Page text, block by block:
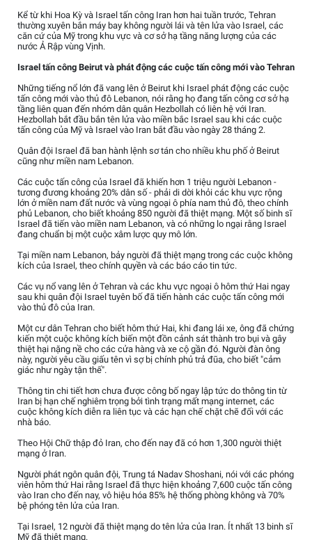
Kể từ khi Hoa Kỳ và Israel tấn công Iran hơn hai tuần trước, Tehran
thường xuyên bắn máy bay không người lái và tên lửa vào Israel, các
căn cứ của Mỹ trong khu vực và cơ sở hạ tầng năng lượng của các
nước Ả Rập vùng Vịnh.
Israel tấn công Beirut và phát động các cuộc tấn công mới vào Tehran
Những tiếng nổ lớn đã vang lên ở Beirut khi Israel phát động các cuộc
tấn công mới vào thủ đô Lebanon, nói rằng họ đang tấn công cơ sở hạ
tầng liên quan đến nhóm dân quân Hezbollah có liên hệ với Iran.
Hezbollah bắt đầu bắn tên lửa vào miền bắc Israel sau khi các cuộc
tấn công của Mỹ và Israel vào Iran bắt đầu vào ngày 28 tháng 2.
Quân đội Israel đã ban hành lệnh sơ tán cho nhiều khu phố ở Beirut
cũng như miền nam Lebanon.
Các cuộc tấn công của Israel đã khiến hơn 1 triệu người Lebanon -
tương đương khoảng 20% dân số - phải di dời khỏi các khu vực rộng
lớn ở miền nam đất nước và vùng ngoại ô phía nam thủ đô, theo chính
phủ Lebanon, cho biết khoảng 850 người đã thiệt mạng. Một số binh sĩ
Israel đã tiến vào miền nam Lebanon, và có những lo ngại rằng Israel
đang chuẩn bị một cuộc xâm lược quy mô lớn.
Tại miền nam Lebanon, bảy người đã thiệt mạng trong các cuộc không
kích của Israel, theo chính quyền và các báo cáo tin tức.
Các vụ nổ vang lên ở Tehran và các khu vực ngoại ô hôm thứ Hai ngay
sau khi quân đội Israel tuyên bố đã tiến hành các cuộc tấn công mới
vào thủ đô của Iran.
Một cư dân Tehran cho biết hôm thứ Hai, khi đang lái xe, ông đã chứng
kiến một cuộc không kích biến một đồn cảnh sát thành tro bụi và gây
thiệt hại nặng nề cho các cửa hàng và xe cộ gần đó. Người đàn ông
này, người yêu cầu giấu tên vì sợ bị chính phủ trả đũa, cho biết "cảm
giác như ngày tận thế".
Thông tin chi tiết hơn chưa được công bố ngay lập tức do thông tin từ
Iran bị hạn chế nghiêm trọng bởi tình trạng mất mạng internet, các
cuộc không kích diễn ra liên tục và các hạn chế chặt chẽ đối với các
nhà báo.
Theo Hội Chữ thập đỏ Iran, cho đến nay đã có hơn 1,300 người thiệt
mạng ở Iran.
Người phát ngôn quân đội, Trung tá Nadav Shoshani, nói với các phóng
viên hôm thứ Hai rằng Israel đã thực hiện khoảng 7,600 cuộc tấn công
vào Iran cho đến nay, vô hiệu hóa 85% hệ thống phòng không và 70%
bệ phóng tên lửa của Iran.
Tại Israel, 12 người đã thiệt mạng do tên lửa của Iran. Ít nhất 13 binh sĩ
Mỹ đã thiệt mạng.